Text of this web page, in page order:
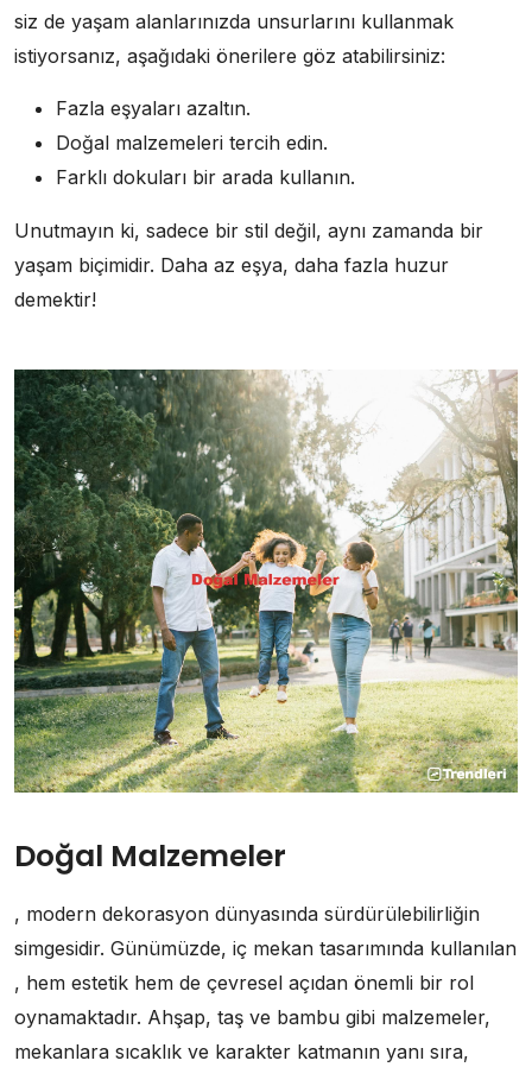
siz de yaşam alanlarınızda unsurlarını kullanmak
istiyorsanız, aşağıdaki önerilere göz atabilirsiniz:
Fazla eşyaları azaltın.
Doğal malzemeleri tercih edin.
Farklı dokuları bir arada kullanın.
Unutmayın ki, sadece bir stil değil, aynı zamanda bir
yaşam biçimidir. Daha az eşya, daha fazla huzur
demektir!
Doğal Malzemeler
, modern dekorasyon dünyasında sürdürülebilirliğin
simgesidir. Günümüzde, iç mekan tasarımında kullanılan
, hem estetik hem de çevresel açıdan önemli bir rol
oynamaktadır. Ahşap, taş ve bambu gibi malzemeler,
mekanlara sıcaklık ve karakter katmanın yanı sıra,